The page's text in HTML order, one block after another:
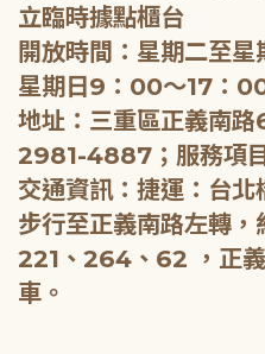
立臨時據點櫃台
開放時間：星期二至
星期日9：00～17：
地址：三重區正義南路
2981-4887；服務項
交通資訊：捷運：台
步行至正義南路左轉，
221、264、62 ，正
車。